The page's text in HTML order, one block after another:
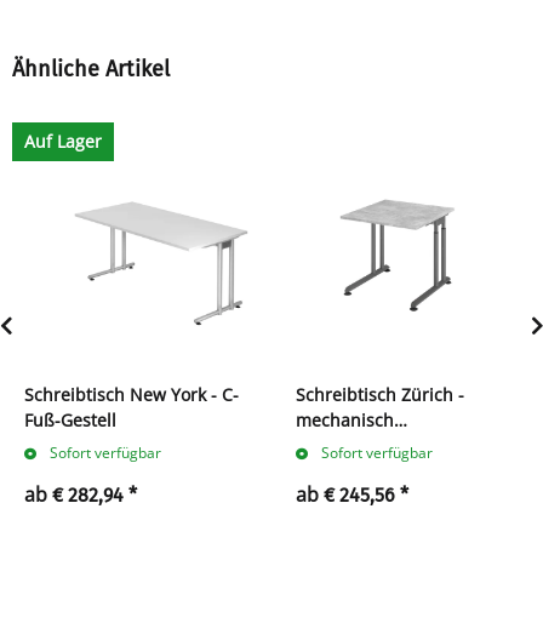
Ähnliche Artikel
Auf Lager
Schreibtisch New York - C-
Fuß-Gestell
Sofort verfügbar
ab € 282,94 *
Schreibtisch Zürich -
mechanisch
höhenverstellbar - C-Fuß -
Sofort verfügbar
ab € 245,56 *